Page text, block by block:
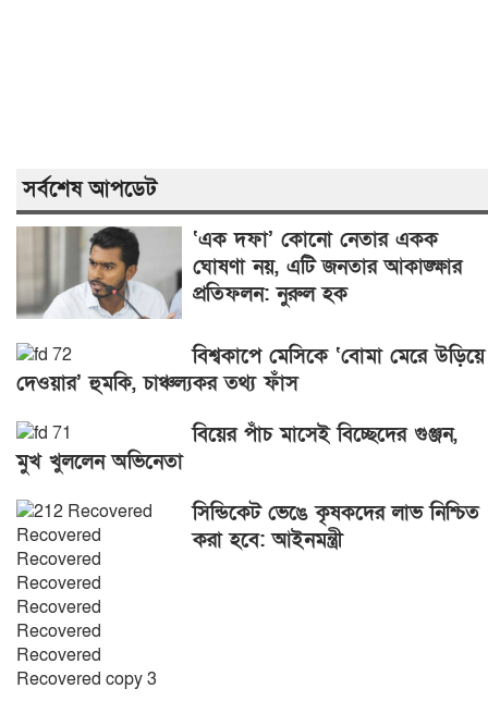
সর্বশেষ আপডেট
‘এক দফা’ কোনো নেতার একক
ঘোষণা নয়, এটি জনতার আকাঙ্ক্ষার
প্রতিফলন: নুরুল হক
বিশ্বকাপে মেসিকে ‘বোমা মেরে উড়িয়ে
দেওয়ার’ হুমকি, চাঞ্চল্যকর তথ্য ফাঁস
বিয়ের পাঁচ মাসেই বিচ্ছেদের গুঞ্জন,
মুখ খুললেন অভিনেতা
সিন্ডিকেট ভেঙে কৃষকদের লাভ নিশ্চিত
করা হবে: আইনমন্ত্রী